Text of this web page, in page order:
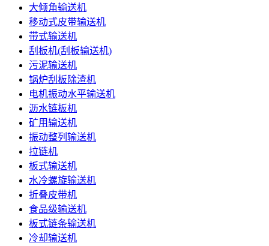
大倾角输送机
移动式皮带输送机
带式输送机
刮板机(刮板输送机)
污泥输送机
锅炉刮板除渣机
电机振动水平输送机
沥水链板机
矿用输送机
振动整列输送机
拉链机
板式输送机
水冷螺旋输送机
折叠皮带机
食品级输送机
板式链条输送机
冷却输送机